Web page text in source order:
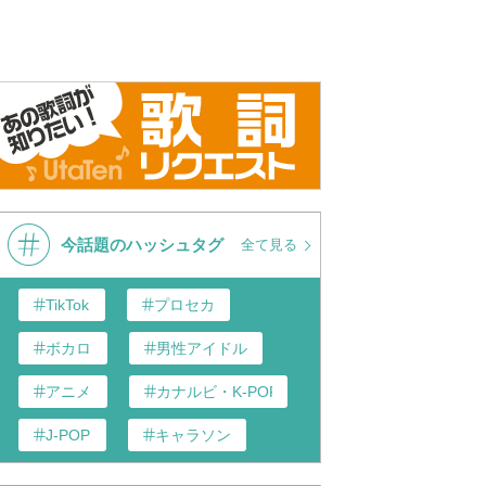
今話題のハッシュタグ 全て見る
TikTok プロセカ
ボカロ 男性アイドル
アニメ カナルビ・K-POP和訳
J-POP キャラソン